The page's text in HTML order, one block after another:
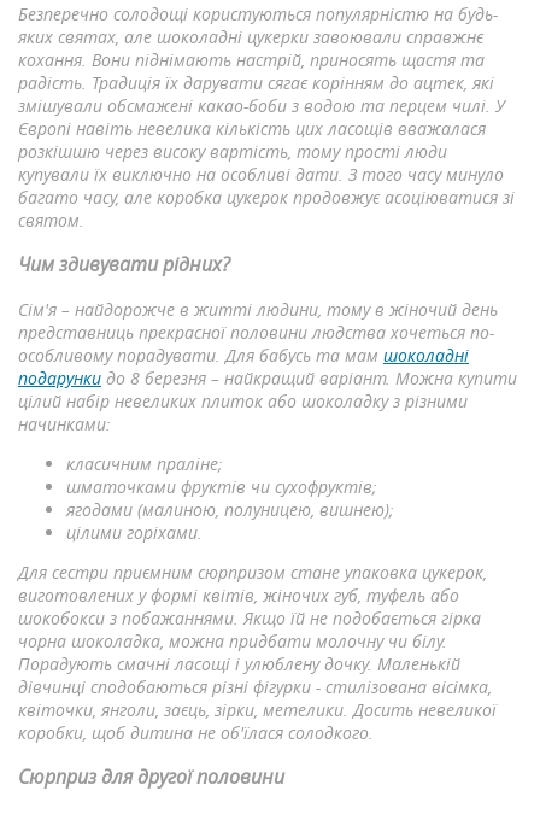
Безперечно солодощі користуються популярністю на будь-
яких святах, але шоколадні цукерки завоювали справжнє
кохання. Вони піднімають настрій, приносять щастя та
радість. Традиція їх дарувати сягає корінням до ацтек, які
змішували обсмажені какао-боби з водою та перцем чилі. У
Європі навіть невелика кількість цих ласощів вважалася
розкішшю через високу вартість, тому прості люди
купували їх виключно на особливі дати. З того часу минуло
багато часу, але коробка цукерок продовжує асоціюватися зі
святом.
Чим здивувати рідних?
Сім'я – найдорожче в житті людини, тому в жіночий день
представниць прекрасної половини людства хочеться по-
особливому порадувати. Для бабусь та мам шоколадні
подарунки до 8 березня – найкращий варіант. Можна купити
цілий набір невеликих плиток або шоколадку з різними
начинками:
класичним праліне;
шматочками фруктів чи сухофруктів;
ягодами (малиною, полуницею, вишнею);
цілими горіхами.
Для сестри приємним сюрпризом стане упаковка цукерок,
виготовлених у формі квітів, жіночих губ, туфель або
шокобокси з побажаннями. Якщо їй не подобається гірка
чорна шоколадка, можна придбати молочну чи білу.
Порадують смачні ласощі і улюблену дочку. Маленькій
дівчинці сподобаються різні фігурки - стилізована вісімка,
квіточки, янголи, заєць, зірки, метелики. Досить невеликої
коробки, щоб дитина не об'їлася солодкого.
Сюрприз для другої половини